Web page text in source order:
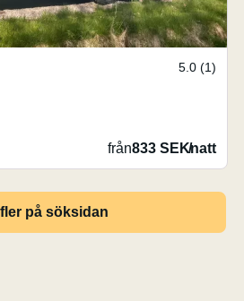
5.0 (1)
från833 SEK/natt
på söksidan